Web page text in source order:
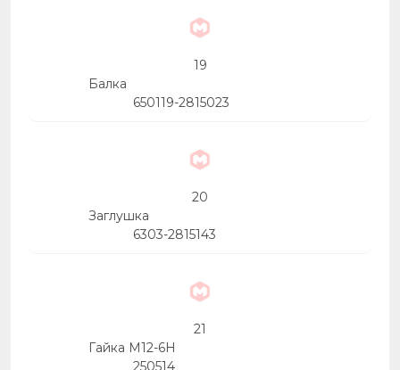
19
Балка
650119-2815023
20
Заглушка
6303-2815143
21
Гайка М12-6Н
250514